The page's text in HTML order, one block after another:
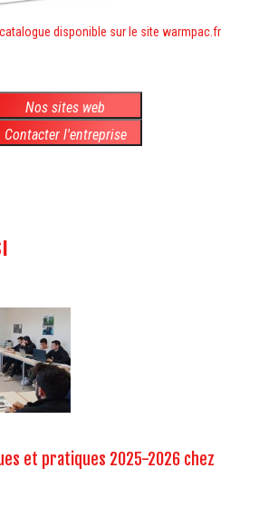
catalogue disponible sur le site warmpac.fr
Nos sites web
Contacter l'entreprise
et pratiques 2025-2026 chez